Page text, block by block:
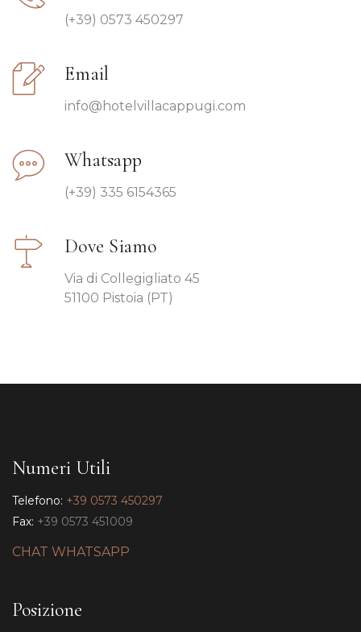
(+39) 0573 450297
Email
info@hotelvillacappugi.com
Whatsapp
(+39) 335 6154365
Dove Siamo
Via di Collegigliato 45
51100 Pistoia (PT)
Numeri Utili
Telefono: +39 0573 450297
Fax: +39 0573 451009
CHAT WHATSAPP
Posizione